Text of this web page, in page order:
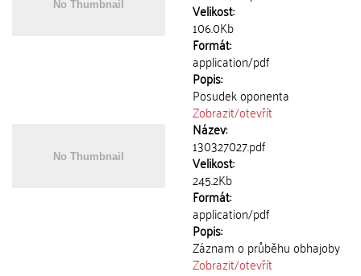
Velikost:
106.0Kb
Formát:
application/pdf
Popis:
Posudek oponenta
Zobrazit/otevřít
Název:
130327027.pdf
Velikost:
245.2Kb
Formát:
application/pdf
Popis:
Záznam o průběhu obhajoby
Zobrazit/otevřít